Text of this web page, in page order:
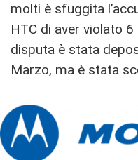
molti è sfuggita
HTC di aver violato
disputa è stata
Marzo, ma è stata